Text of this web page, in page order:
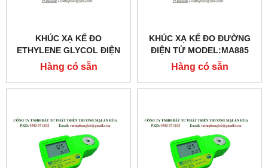
KHÚC XẠ KẾ ĐO
ETHYLENE GLYCOL ĐIỆN
TỬ MODEL:MA888
Hàng có sẵn
KHÚC XẠ KẾ ĐO ĐƯỜNG
ĐIỆN TỬ MODEL:MA885
Hàng có sẵn